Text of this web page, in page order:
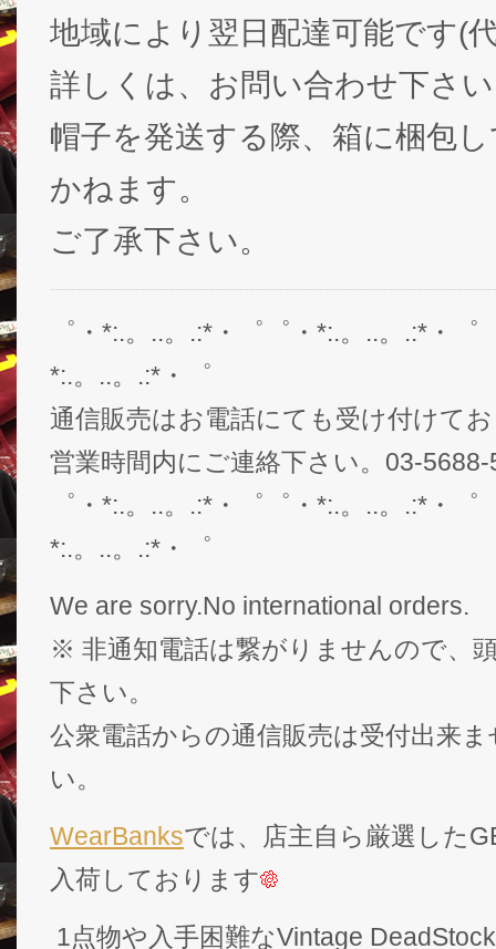
地域により翌日配達可能です(
詳しくは、お問い合わせ下さ
帽子を発送する際、箱に梱包
かねます。
ご了承下さい。
゜・*:.。..。.:*・゜゜・*:.。..。.:*・
*:.。..。.:*・゜
通信販売はお電話にても受け付けて
営業時間内にご連絡下さい。03-5688-
゜・*:.。..。.:*・゜゜・*:.。..。.:*・
*:.。..。.:*・゜
We are sorry.No international orders.
※ 非通知電話は繋がりませんので、
下さい。
公衆電話からの通信販売は受付出来
い。
WearBanksでは、店主自ら厳選した
入荷しております
1点物や入手困難なVintage